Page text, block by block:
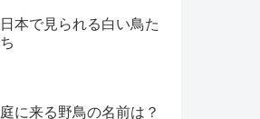
日本で見られる白い鳥た
ち
庭に来る野鳥の名前は？